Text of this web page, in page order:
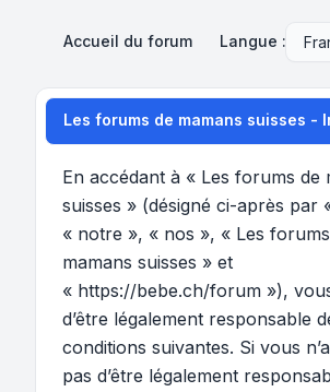
Accueil du forum Langue :
Les forums de mamans suisses -
En accédant à « Les forums de
suisses » (désigné ci-après par
« notre », « nos », « Les
mamans suisses » et
« https://bebe.ch/forum »),
d’être légalement responsable
conditions suivantes. Si vous
pas d’être légalement